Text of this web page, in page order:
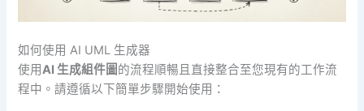
如何使用 AI UML 生成器
使用AI 生成組件圖的流程順暢且直接整合至您現有的工作流
程中。請遵循以下簡單步驟開始使用：